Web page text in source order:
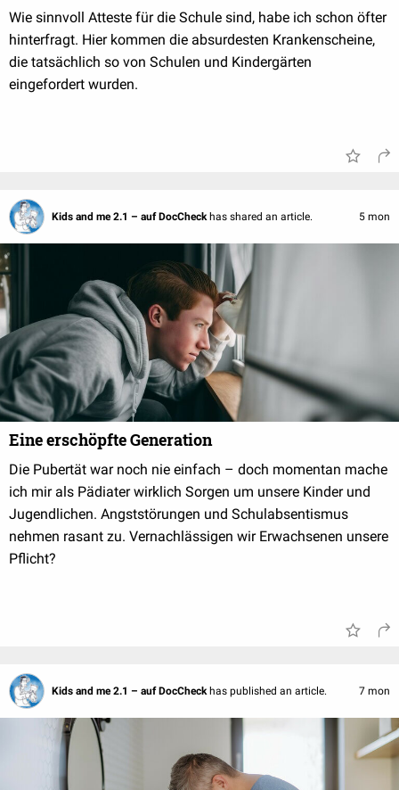
Wie sinnvoll Atteste für die Schule sind, habe ich schon öfter
hinterfragt. Hier kommen die absurdesten Krankenscheine,
die tatsächlich so von Schulen und Kindergärten
eingefordert wurden.
Kids and me 2.1 – auf DocCheck has shared an article. 5 mon
Eine erschöpfte Generation
Die Pubertät war noch nie einfach – doch momentan mache
ich mir als Pädiater wirklich Sorgen um unsere Kinder und
Jugendlichen. Angststörungen und Schulabsentismus
nehmen rasant zu. Vernachlässigen wir Erwachsenen unsere
Pflicht?
Kids and me 2.1 – auf DocCheck has published an article. 7 mon